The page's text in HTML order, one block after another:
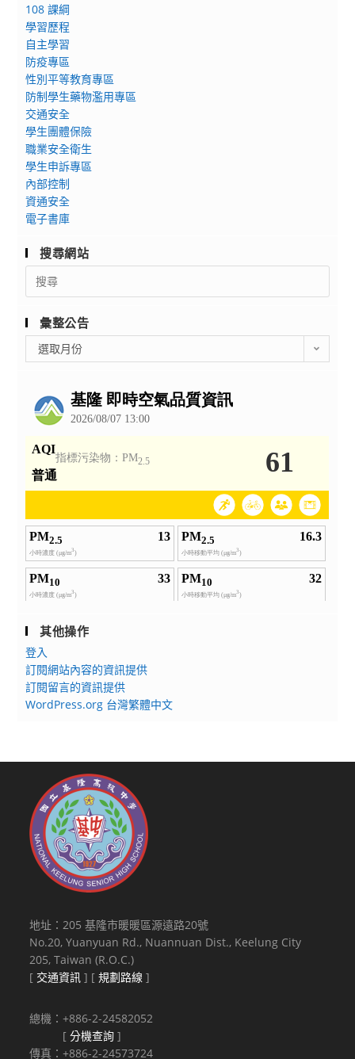
108 課綱
學習歷程
自主學習
防疫專區
性別平等教育專區
防制學生藥物濫用專區
交通安全
學生團體保險
職業安全衛生
學生申訴專區
內部控制
資通安全
電子書庫
搜尋網站
Search
for:
彙整公告
整
選取月份
其他操作
登入
訂閱網站內容的資訊提供
訂閱留言的資訊提供
WordPress.org 台灣繁體中文
地址：205 基隆市暖暖區源遠路20號
No.20, Yuanyuan Rd., Nuannuan Dist., Keelung City
205, Taiwan (R.O.C.)
[ 交通資訊 ] [規劃路線 ]
總機：+886-2-24582052
[分機查詢 ]
傳真：+886-2-24573724